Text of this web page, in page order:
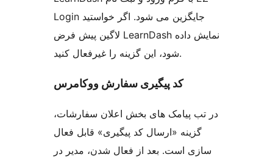
Login جایگزین می شود. اگر خواستید
لاگین پیش فرض LearnDash نمایش داده
شود، این گزینه را غیرفعال کنید.
کد پیگیری سفارش ووکامرس
در تب پیامک های بخش اعلان سفارشات،
گزینه «ارسال کد پیگیری» قابل فعال
سازی است. بعد از فعال شدن، مدیر در